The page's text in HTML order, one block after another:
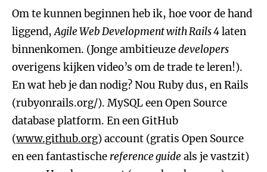
Om te kunnen beginnen heb ik, hoe voor de hand
liggend,Agile Web Development with Rails 4laten
binnenkomen. (Jonge ambitieuzedevelopers
overigens kijken video’s om de trade te leren!).
En wat heb je dan nodig? Nou Ruby dus, en Rails
(rubyonrails.org/). MySQL een Open Source
database platform. En een GitHub
(www.github.org) account (gratis Open Source
en een fantastische reference guide als je vastzit)